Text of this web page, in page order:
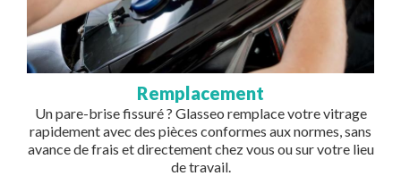
Remplacement
Un pare-brise fissuré ? Glasseo remplace votre vitrage
rapidement avec des pièces conformes aux normes, sans
avance de frais et directement chez vous ou sur votre lieu
de travail.